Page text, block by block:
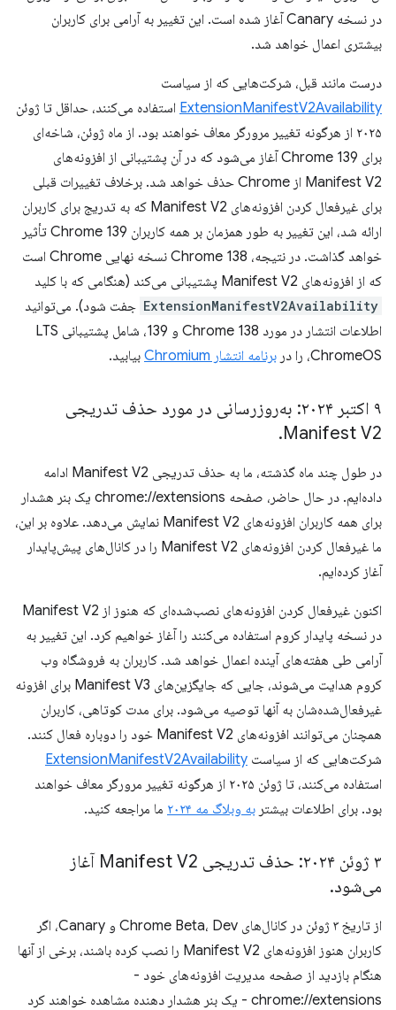
در نسخه Canary آغاز شده است. این تغییر به آرامی برای کاربران
بیشتری اعمال خواهد شد.
درست مانند قبل، شرکت‌هایی که از سیاست
ExtensionManifestV2Availability استفاده می‌کنند، حداقل تا ژوئن
۲۰۲۵ از هرگونه تغییر مرورگر معاف خواهند بود. از ماه ژوئن، شاخه‌ای
برای Chrome 139 آغاز می‌شود که در آن پشتیبانی از افزونه‌های
Manifest V2 از Chrome حذف خواهد شد. برخلاف تغییرات قبلی
برای غیرفعال کردن افزونه‌های Manifest V2 که به تدریج برای کاربران
ارائه شد، این تغییر به طور همزمان بر همه کاربران Chrome 139 تأثیر
خواهد گذاشت. در نتیجه، Chrome 138 نسخه نهایی Chrome است
که از افزونه‌های Manifest V2 پشتیبانی می‌کند (هنگامی که با کلید
ExtensionManifestV2Availability جفت شود). می‌توانید
اطلاعات انتشار در مورد Chrome 138 و 139، شامل پشتیبانی LTS
ChromeOS، را در
برنامه انتشار Chromium بیابید.
۹ اکتبر ۲۰۲۴: به‌روزرسانی در مورد حذف تدریجی
Manifest V2
.
در طول چند ماه گذشته، ما به حذف تدریجی Manifest V2 ادامه
داده‌ایم. در حال حاضر، صفحه chrome://extensions یک بنر هشدار
برای همه کاربران افزونه‌های Manifest V2 نمایش می‌دهد. علاوه بر این،
ما غیرفعال کردن افزونه‌های Manifest V2 را در کانال‌های پیش‌پایدار
آغاز کرده‌ایم.
اکنون غیرفعال کردن افزونه‌های نصب‌شده‌ای که هنوز از Manifest V2
در نسخه پایدار کروم استفاده می‌کنند را آغاز خواهیم کرد. این تغییر به
آرامی طی هفته‌های آینده اعمال خواهد شد. کاربران به فروشگاه وب
کروم هدایت می‌شوند، جایی که جایگزین‌های Manifest V3 برای افزونه
غیرفعال‌شده‌شان به آنها توصیه می‌شود. برای مدت کوتاهی، کاربران
همچنان می‌توانند افزونه‌های Manifest V2 خود را دوباره فعال کنند.
شرکت‌هایی که از سیاست ExtensionManifestV2Availability
استفاده می‌کنند، تا ژوئن ۲۰۲۵ از هرگونه تغییر مرورگر معاف خواهند
بود. برای اطلاعات بیشتر به وبلاگ مه ۲۰۲۴ ما مراجعه کنید.
۳ ژوئن ۲۰۲۴: حذف تدریجی Manifest V2 آغاز
می‌شود.
از تاریخ ۳ ژوئن در کانال‌های Chrome Beta، Dev و Canary، اگر
کاربران هنوز افزونه‌های Manifest V2 را نصب کرده باشند، برخی از آنها
هنگام بازدید از صفحه مدیریت افزونه‌های خود -
chrome://extensions - یک بنر هشدار دهنده مشاهده خواهند کرد